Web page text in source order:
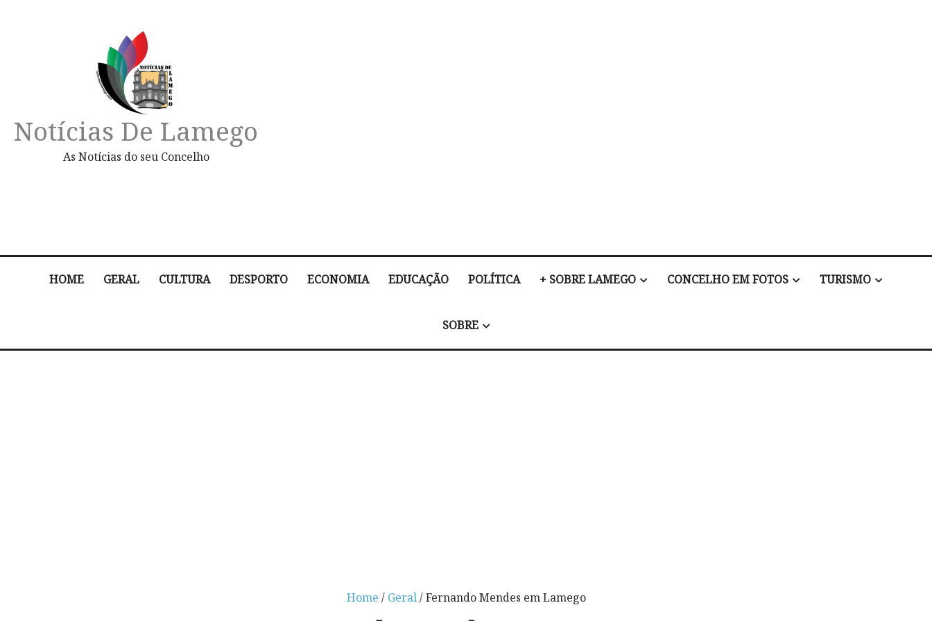
Notícias De Lamego
As Notícias do seu Concelho
HOME GERAL CULTURA DESPORTO ECONOMIA EDUCAÇÃO POLÍTICA + SOBRE LAMEGO CONCELHO EM FOTOS TURISMO
SOBRE
Home / Geral/ Fernando Mendes em Lamego